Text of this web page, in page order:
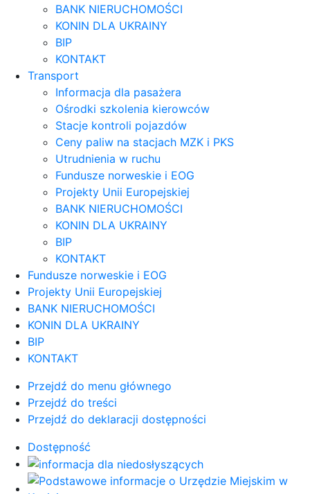
BANK NIERUCHOMOŚCI
KONIN DLA UKRAINY
BIP
KONTAKT
Transport
Informacja dla pasażera
Ośrodki szkolenia kierowców
Stacje kontroli pojazdów
Ceny paliw na stacjach MZK i PKS
Utrudnienia w ruchu
Fundusze norweskie i EOG
Projekty Unii Europejskiej
BANK NIERUCHOMOŚCI
KONIN DLA UKRAINY
BIP
KONTAKT
Fundusze norweskie i EOG
Projekty Unii Europejskiej
BANK NIERUCHOMOŚCI
KONIN DLA UKRAINY
BIP
KONTAKT
Przejdź do menu głównego
Przejdź do treści
Przejdź do deklaracji dostępności
Dostępność